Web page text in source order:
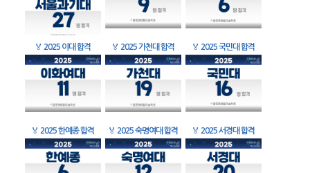
🏅 2025 이대 합격 🏅 2025 가천대 합격 🏅 2025 국민대 합격
🏅 2025 한예종 합격 🏅 2025 숙명여대 합격 🏅 2025 서경대 합격